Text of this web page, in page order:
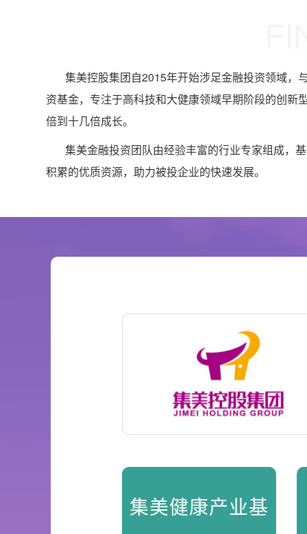
集美控股集团自2015年开始涉足金融投资领域，
资基金，专注于高科技和大健康领域早期阶段的创
倍到十几倍成长。
集美金融投资团队由经验丰富的行业专家组成，
积累的优质资源，助力被投企业的快速发展。
集美健康产业基